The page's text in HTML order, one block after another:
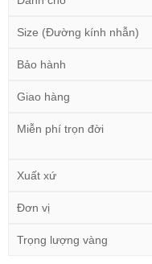
Size (Đường kính nhẫn)
Bảo hành
Giao hàng
Miễn phí trọn đời
Xuất xứ
Đơn vị
Trọng lượng vàng